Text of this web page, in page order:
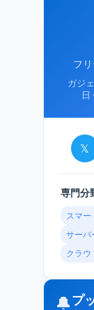
フ
ガジ
日
𝕏
専門分
スマー
サーバ
クラウ
🔔プ